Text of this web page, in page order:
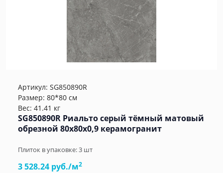
Артикул: SG850890R
Размер: 80*80 см
Вес: 41.41 кг
SG850890R Риальто серый тёмный матовый
обрезной 80x80x0,9 керамогранит
Плиток в упаковке:3 шт
3 528.24 руб./м2